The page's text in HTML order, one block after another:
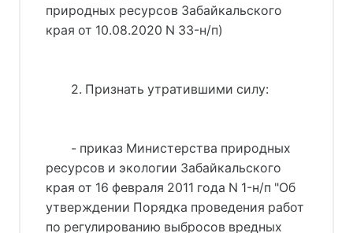
природных ресурсов Забайкальского
края от 10.08.2020 N 33-н/п)
2. Признать утратившими силу:
- приказ Министерства природных
ресурсов и экологии Забайкальского
края от 16 февраля 2011 года N 1-н/п "Об
утверждении Порядка проведения работ
по регулированию выбросов вредных